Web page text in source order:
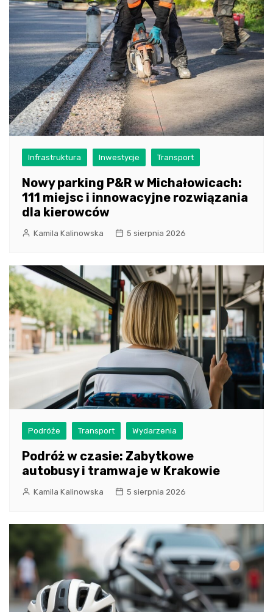
Infrastruktura Inwestycje Transport
Nowy parking P&R w Michałowicach:
111 miejsc i innowacyjne rozwiązania
dla kierowców
Kamila Kalinowska 5 sierpnia 2026
Podróże Transport Wydarzenia
Podróż w czasie: Zabytkowe
autobusy i tramwaje w Krakowie
Kamila Kalinowska 5 sierpnia 2026